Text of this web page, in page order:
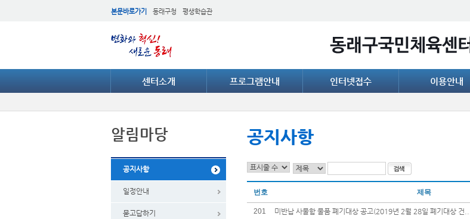
본문바로가기 동래구청 평생학습관
센터소개 프로그램안내 인터넷접수 이용안내
알림마당
공지사항
일정안내
묻고답하기
공지사항
번호 제목
201 미반납 사물함 물품 폐기대상 공고(2019년 2월 28일 폐기대상 건...